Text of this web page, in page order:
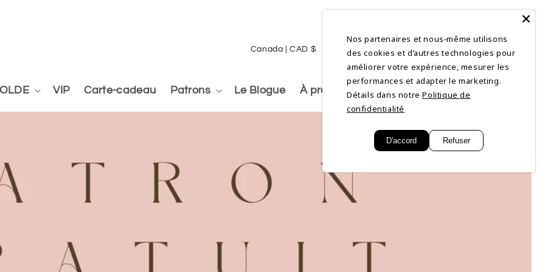
VIP Carte-cadeau Patrons Le Blogue À propos de nous
P
y
s
g
o
Canada | CAD $ Français ConnexionPanier
Nos partenaires et nous‑même utilisons
des cookies et d’autres technologies pour
améliorer votre expérience, mesurer les
performances et adapter le marketing.
Détails dans notre Politique de
confidentialité
D'accord Refuser